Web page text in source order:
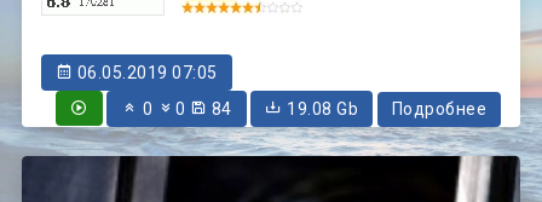
06.05.2019 07:05
0
0 84 19.08 Gb Подробнее